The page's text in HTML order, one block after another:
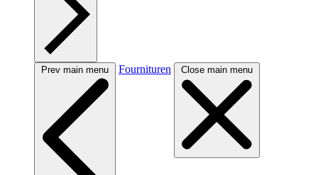
Prev main menu Fournituren Close main menu